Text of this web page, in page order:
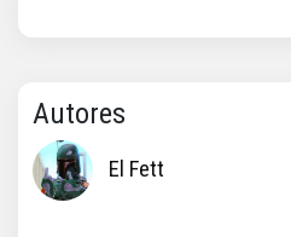
Autores
El Fett